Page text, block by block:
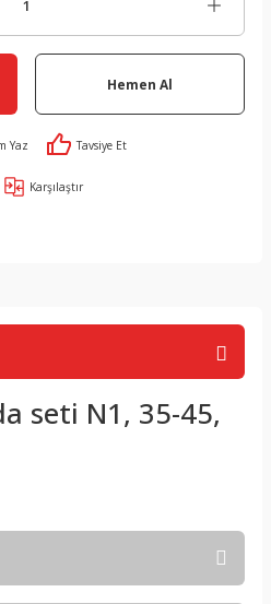
Hemen Al
Yaz Tavsiye Et
Karşılaştır
seti N1, 35-45,